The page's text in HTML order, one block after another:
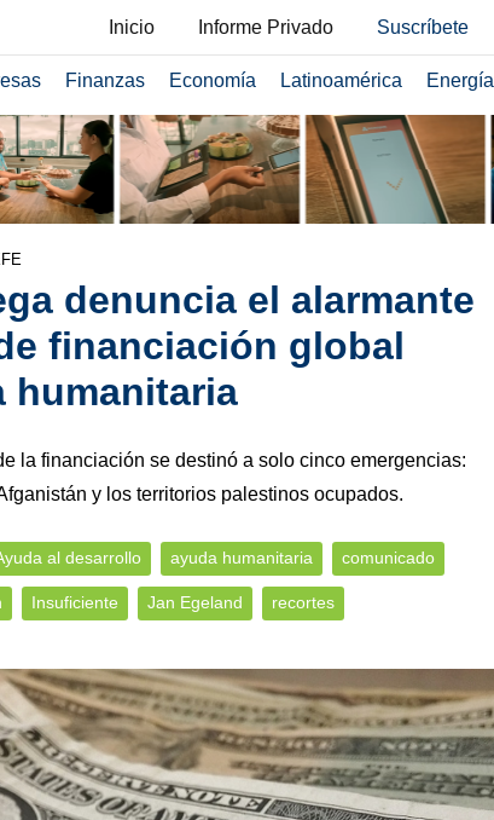
Inicio Informe Privado Suscríbete
Finanzas Economía Latinoamérica Energía
denuncia el alarmante
financiación global
humanitaria
la financiación se destinó a solo cinco emergencias:
y los territorios palestinos ocupados.
al desarrollo ayuda humanitaria comunicado
Insuficiente Jan Egeland recortes